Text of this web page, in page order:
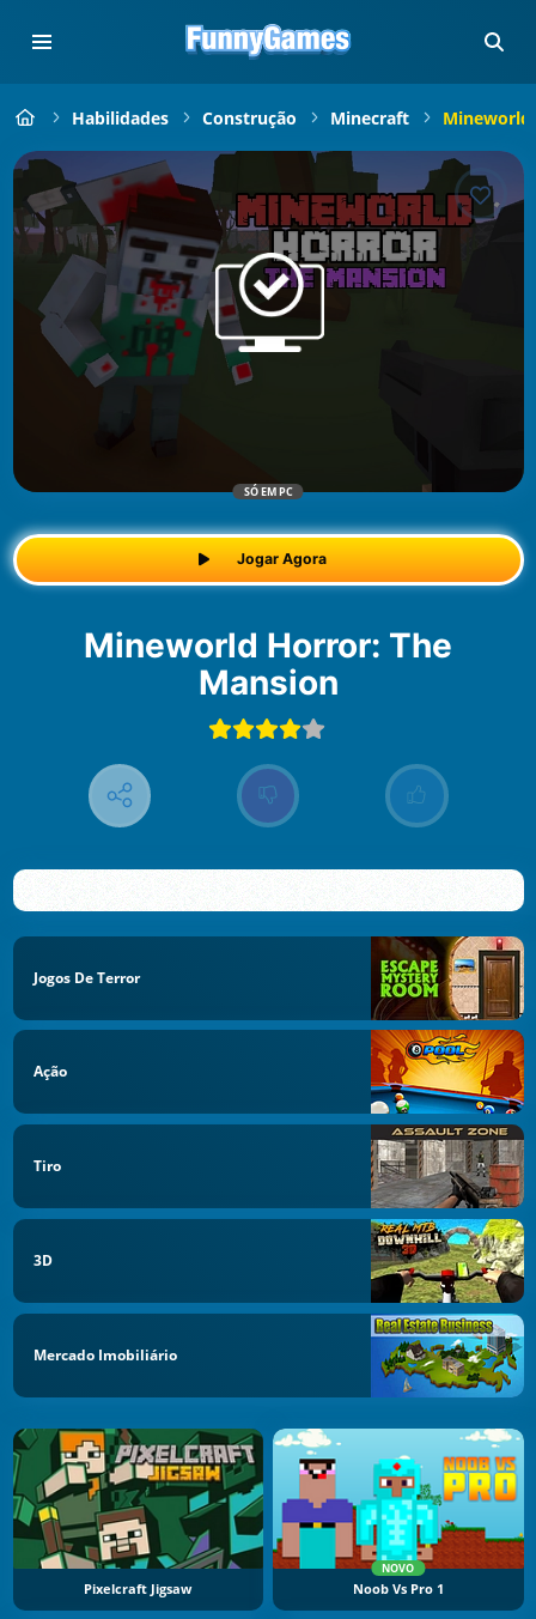
Habilidades Construção Minecraft Mineworld
SÓ EM PC
Jogar Agora
Mineworld Horror: The
Mansion
Jogos De Terror
Ação
Tiro
3D
Mercado Imobiliário
Pixelcraft Jigsaw
NOVO
Noob Vs Pro 1